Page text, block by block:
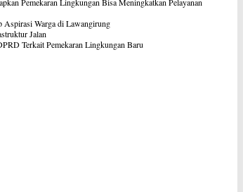
Pemekaran Lingkungan Bisa Meningkatkan Pelayanan
Warga di Lawangirung
Jalan
Terkait Pemekaran Lingkungan Baru